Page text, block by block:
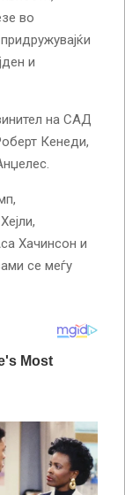
во
и
на САД
Кенеди,
Хачинсон и
се меѓу